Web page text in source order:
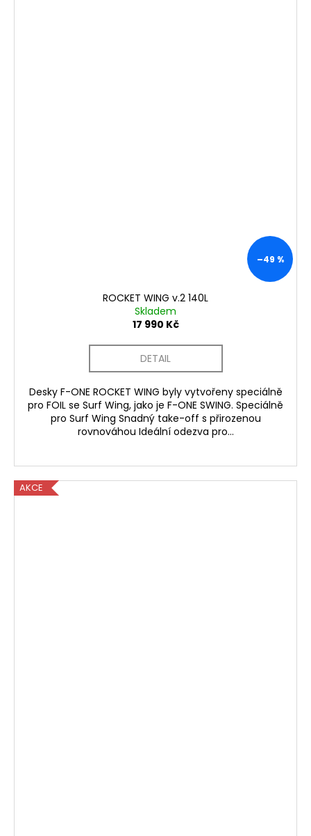
–49 %
ROCKET WING v.2 140L
Skladem
17 990 Kč
DETAIL
Desky F-ONE ROCKET WING byly vytvořeny speciálně
pro FOIL se Surf Wing, jako je F-ONE SWING. Speciálně
pro Surf Wing Snadný take-off s přirozenou
rovnováhou Ideální odezva pro...
AKCE